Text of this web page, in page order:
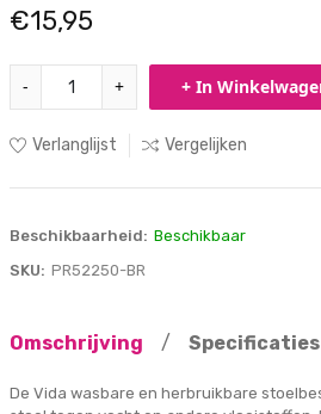
€15,95
- + + In
Verlanglijst Vergelijken
Beschikbaarheid: Beschikbaar
SKU: PR52250-BR
Omschrijving / Specificaties
De Vida wasbare en herbruikbare